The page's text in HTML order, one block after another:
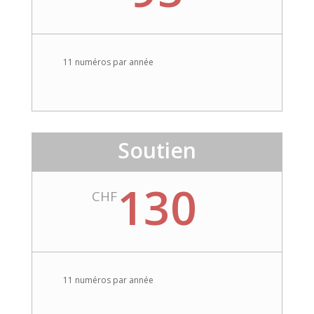
11 numéros par année
Soutien
CHF130
11 numéros par année